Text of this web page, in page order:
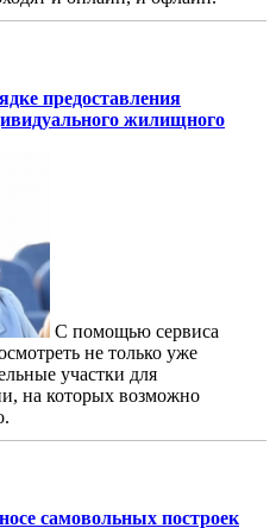
предоставления
жилищного
С помощью сервиса
не только уже
участки для
на которых возможно
самовольных построек